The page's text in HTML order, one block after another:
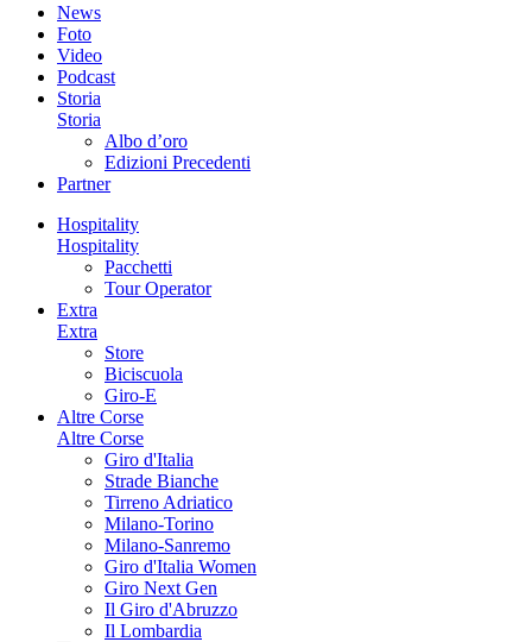
News
Foto
Video
Podcast
Storia
Storia
Albo d’oro
Edizioni Precedenti
Partner
Hospitality
Hospitality
Pacchetti
Tour Operator
Extra
Extra
Store
Biciscuola
Giro-E
Altre Corse
Altre Corse
Giro d'Italia
Strade Bianche
Tirreno Adriatico
Milano-Torino
Milano-Sanremo
Giro d'Italia Women
Giro Next Gen
Il Giro d'Abruzzo
Il Lombardia